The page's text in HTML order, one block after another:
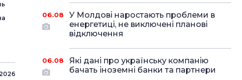
06.08
У Молдові наростають проблеми в
енергетиці, не виключені планові
відключення
06.08
Які дані про українську компанію
бачать іноземні банки та партнери